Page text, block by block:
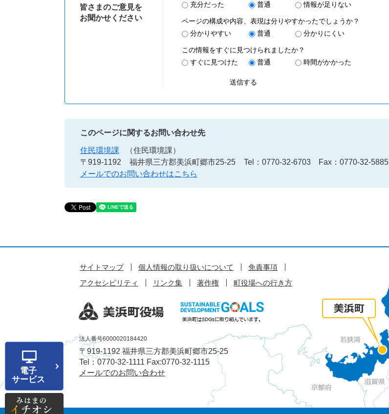
皆さまのご意見を
お聞かせください
充分だった
普通 情報が足りない
ページの構成や内容、表現は分りやすかったでしょうか？
分かりやすい
普通 分かりにくい
この情報をすぐに見つけられましたか？
すぐに見つけた
普通 時間がかかった
このページに関するお問い合わせ先
住民環境課
（住民環境課）
〒919-1192
福井県三方郡美浜町郷市25-25 Tel：0770-32-6703
Fax：0770-32-5885
メールでのお問い合わせはこちら
サイトマップ 個人情報の取り扱いについて
免責事項
アクセシビリティ
リンク集 著作権 町役場への行き方
法人番号6000020184420
〒919-1192 福井県三方郡美浜町郷市25-25
Tel：0770-32-1111 Fax:0770-32-1115
メールでのお問い合わせ
電子
サービス